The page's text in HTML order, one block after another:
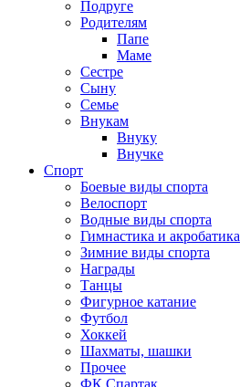
Подруге
Родителям
Папе
Маме
Сестре
Сыну
Семье
Внукам
Внуку
Внучке
Спорт
Боевые виды спорта
Велоспорт
Водные виды спорта
Гимнастика и акробатика
Зимние виды спорта
Награды
Танцы
Фигурное катание
Футбол
Хоккей
Шахматы, шашки
Прочее
ФК Спартак